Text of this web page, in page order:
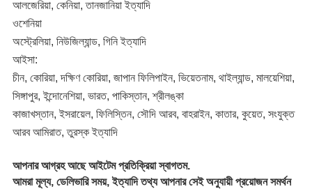
আলজেরিয়া, কেনিয়া, তানজানিয়া ইত্যাদি
ওশেনিয়া
অস্ট্রেলিয়া, নিউজিল্যান্ড, গিনি ইত্যাদি
আইসা:
চীন, কোরিয়া, দক্ষিণ কোরিয়া, জাপান ফিলিপাইন, ভিয়েতনাম, থাইল্যান্ড, মালয়েশিয়া,
সিঙ্গাপুর, ইন্দোনেশিয়া, ভারত, পাকিস্তান, শ্রীলঙ্কা
কাজাখস্তান, ইসরায়েল, ফিলিস্তিন, সৌদি আরব, বাহরাইন, কাতার, কুয়েত, সংযুক্ত
আরব আমিরাত, তুরস্ক ইত্যাদি
আপনার আগ্রহ আছে আইটেম প্রতিক্রিয়া স্বাগতম.
আমরা মূল্য, ডেলিভারি সময়, ইত্যাদি তথ্য আপনার সেই অনুযায়ী প্রয়োজন সমর্থন